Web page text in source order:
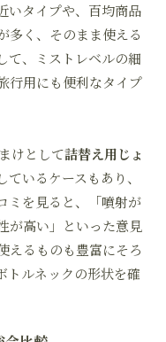
いタイプや、百均商品
多く、そのまま使える
て、ミストレベルの細
行用にも便利なタイプ
けとして詰替え用じょ
ているケースもあり、
ミを見ると、「噴射が
が高い」といった意見
るものも豊富にそろ
トルネックの形状を確